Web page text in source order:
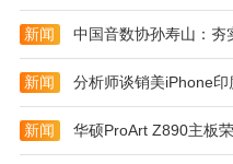
冬季变形机器人安卓
和精彩的机甲变形机制，
动作盛宴。游戏在画面表
感，机器人变形的每一帧
奏把握得恰到好处。关卡
每次挑战都充满惊喜与紧
新闻
新闻
新闻 华硕ProArt Z890主板